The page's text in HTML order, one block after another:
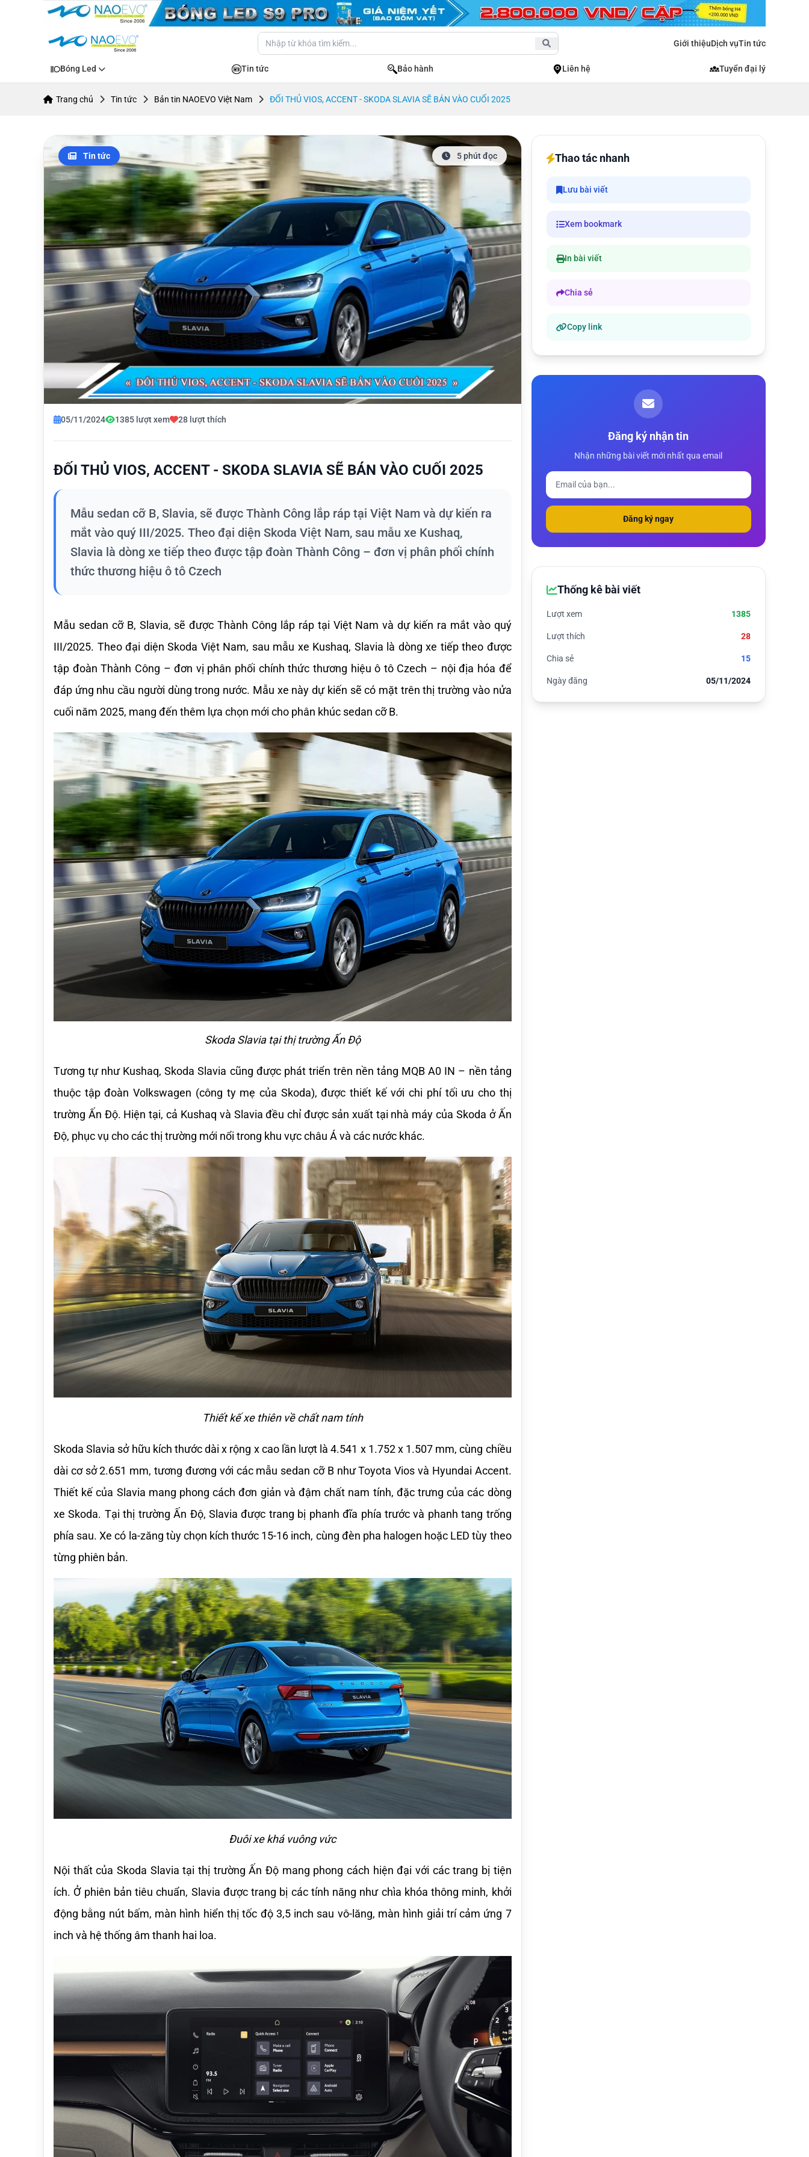
Giới thiệuDịch vụTin tức
Bóng Led Tin tức Bảo hành Liên hệ Tuyển đại lý
Trang chủ Tin tức Bản tin NAOEVO Việt Nam ĐỐI THỦ VIOS, ACCENT - SKODA SLAVIA SẼ BÁN VÀO CUỐI 2025
Tin tức 5 phút đọc
05/11/2024 1385 lượt xem 28 lượt thích
ĐỐI THỦ VIOS, ACCENT - SKODA SLAVIA SẼ BÁN VÀO CUỐI 2025
Mẫu sedan cỡ B, Slavia, sẽ được Thành Công lắp ráp tại Việt Nam và dự kiến ra
mắt vào quý III/2025. Theo đại diện Skoda Việt Nam, sau mẫu xe Kushaq,
Slavia là dòng xe tiếp theo được tập đoàn Thành Công – đơn vị phân phối chính
thức thương hiệu ô tô Czech
Mẫu sedan cỡ B, Slavia, sẽ được Thành Công lắp ráp tại Việt Nam và dự kiến ra mắt vào quý
III/2025. Theo đại diện Skoda Việt Nam, sau mẫu xe Kushaq, Slavia là dòng xe tiếp theo được
tập đoàn Thành Công – đơn vị phân phối chính thức thương hiệu ô tô Czech – nội địa hóa để
đáp ứng nhu cầu người dùng trong nước. Mẫu xe này dự kiến sẽ có mặt trên thị trường vào nửa
cuối năm 2025, mang đến thêm lựa chọn mới cho phân khúc sedan cỡ B.
Skoda Slavia tại thị trường Ấn Độ
Tương tự như Kushaq, Skoda Slavia cũng được phát triển trên nền tảng MQB A0 IN – nền tảng
thuộc tập đoàn Volkswagen (công ty mẹ của Skoda), được thiết kế với chi phí tối ưu cho thị
trường Ấn Độ. Hiện tại, cả Kushaq và Slavia đều chỉ được sản xuất tại nhà máy của Skoda ở Ấn
Độ, phục vụ cho các thị trường mới nổi trong khu vực châu Á và các nước khác.
Thiết kế xe thiên về chất nam tính
Skoda Slavia sở hữu kích thước dài x rộng x cao lần lượt là 4.541 x 1.752 x 1.507 mm, cùng chiều
dài cơ sở 2.651 mm, tương đương với các mẫu sedan cỡ B như Toyota Vios và Hyundai Accent.
Thiết kế của Slavia mang phong cách đơn giản và đậm chất nam tính, đặc trưng của các dòng
xe Skoda. Tại thị trường Ấn Độ, Slavia được trang bị phanh đĩa phía trước và phanh tang trống
phía sau. Xe có la-zăng tùy chọn kích thước 15-16 inch, cùng đèn pha halogen hoặc LED tùy theo
từng phiên bản.
Đuôi xe khá vuông vức
Nội thất của Skoda Slavia tại thị trường Ấn Độ mang phong cách hiện đại với các trang bị tiện
ích. Ở phiên bản tiêu chuẩn, Slavia được trang bị các tính năng như chìa khóa thông minh, khởi
động bằng nút bấm, màn hình hiển thị tốc độ 3,5 inch sau vô-lăng, màn hình giải trí cảm ứng 7
inch và hệ thống âm thanh hai loa.
Thao tác nhanh
Lưu bài viết
Xem bookmark
In bài viết
Chia sẻ
Copy link
Đăng ký nhận tin
Nhận những bài viết mới nhất qua email
Đăng ký ngay
Thống kê bài viết
Lượt xem 1385
Lượt thích 28
Chia sẻ 15
Ngày đăng 05/11/2024